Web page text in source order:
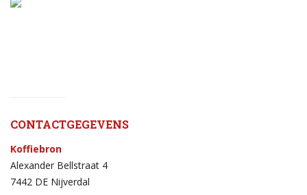
CONTACTGEGEVENS
Koffiebron
Alexander Bellstraat 4
7442 DE Nijverdal